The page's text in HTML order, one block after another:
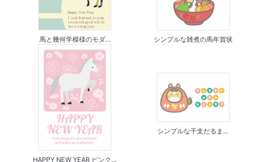
馬と幾何学模様のモダ... シンプルな雑煮の馬年賀状
HAPPY NEW YEAR ピンク...
シンプルな干支だるま...